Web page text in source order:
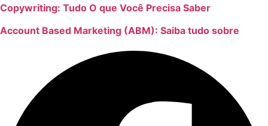
Copywriting: Tudo O que Você Precisa Saber
Account Based Marketing (ABM): Saiba tudo sobre